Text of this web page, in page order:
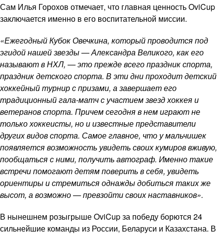
Сам Илья Горохов отмечает, что главная ценность OviCup
заключается именно в его воспитательной миссии.
«Ежегодный Кубок Овечкина, который проводится под
эгидой нашей звезды — Александра Великого, как его
называют в НХЛ, — это прежде всего праздник спорта,
праздник детского спорта. В эти дни проходит детский
хоккейный турнир с призами, а завершает его
традиционный гала-матч с участием звезд хоккея и
ветеранов спорта. Причем сегодня в нем играют не
только хоккеисты, но и известные представители
других видов спорта. Самое главное, что у мальчишек
появляется возможность увидеть своих кумиров вживую,
пообщаться с ними, получить автограф. Именно такие
встречи помогают детям поверить в себя, увидеть
ориентиры и стремиться однажды добиться таких же
высот, а возможно — превзойти своих наставников».
В нынешнем розыгрыше OviCup за победу борются 24
сильнейшие команды из России, Беларуси и Казахстана. В